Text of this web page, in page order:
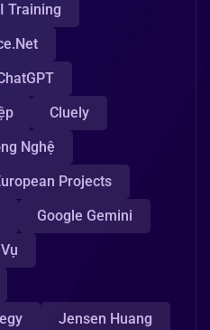
Training
Cluely
Nghệ
Projects
Google Gemini
Jensen Huang